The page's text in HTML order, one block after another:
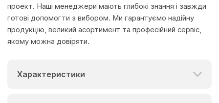
проект. Наші менеджери мають глибокі знання і завжди
готові допомогти з вибором. Ми гарантуємо надійну
продукцію, великий асортимент та професійний сервіс,
якому можна довіряти.
Характеристики